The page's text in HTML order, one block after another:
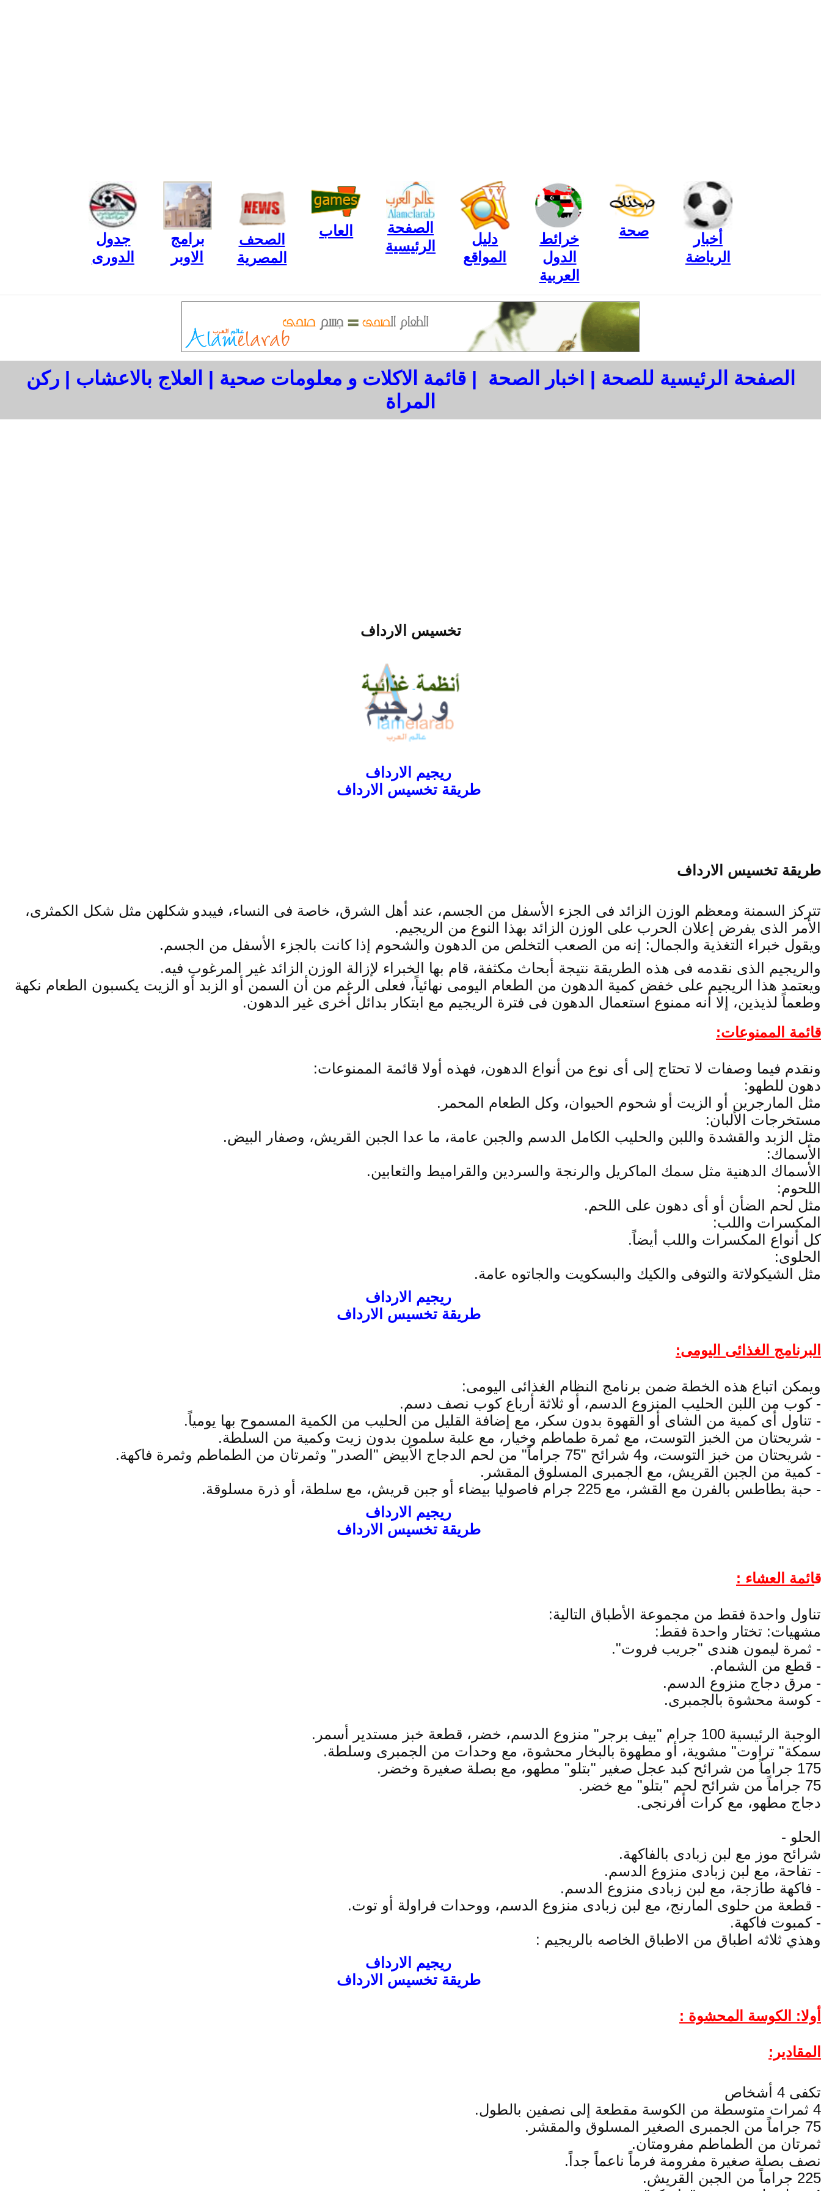
أخبار
الرياضة
صحة
خرائط
الدول
العربية
دليل
المواقع
الصفحة
الرئيسية
العاب
الصحف
المصرية
برامج
الاوبر
جدول
الدورى
الصفحة الرئيسية للصحة | اخبار الصحة |قائمة الاكلات و معلومات صحية | العلاج بالاعشاب |ركن
المراة
تخسيس الارداف
ريجيم الارداف
طريقة تخسيس الارداف
طريقة تخسيس الارداف
تتركز السمنة ومعظم الوزن الزائد فى الجزء الأسفل من الجسم، عند أهل الشرق، خاصة فى النساء، فيبدو شكلهن مثل شكل الكمثرى،
الأمر الذى يفرض إعلان الحرب على الوزن الزائد بهذا النوع من الريجيم.
ويقول خبراء التغذية والجمال: إنه من الصعب التخلص من الدهون والشحوم إذا كانت بالجزء الأسفل من الجسم.
والريجيم الذى نقدمه فى هذه الطريقة نتيجة أبحاث مكثفة، قام بها الخبراء لإزالة الوزن الزائد غير المرغوب فيه.
ويعتمد هذا الريجيم على خفض كمية الدهون من الطعام اليومى نهائياً، فعلى الرغم من أن السمن أو الزبد أو الزيت يكسبون الطعام نكهة
وطعماً لذيذين، إلا أنه ممنوع استعمال الدهون فى فترة الريجيم مع ابتكار بدائل أخرى غير الدهون.
قائمة الممنوعات:
ونقدم فيما وصفات لا تحتاج إلى أى نوع من أنواع الدهون، فهذه أولا قائمة الممنوعات:
دهون للطهو:
مثل المارجرين أو الزيت أو شحوم الحيوان، وكل الطعام المحمر.
مستخرجات الألبان:
مثل الزبد والقشدة واللبن والحليب الكامل الدسم والجبن عامة، ما عدا الجبن القريش، وصفار البيض.
الأسماك:
الأسماك الدهنية مثل سمك الماكريل والرنجة والسردين والقراميط والثعابين.
اللحوم:
مثل لحم الضأن أو أى دهون على اللحم.
المكسرات واللب:
كل أنواع المكسرات واللب أيضاً.
الحلوى:
مثل الشيكولاتة والتوفى والكيك والبسكويت والجاتوه عامة.
ريجيم الارداف
طريقة تخسيس الارداف
البرنامج الغذائى اليومى:
ويمكن اتباع هذه الخطة ضمن برنامج النظام الغذائى اليومى:
- كوب من اللبن الحليب المنزوع الدسم، أو ثلاثة أرباع كوب نصف دسم.
- تناول أى كمية من الشاى أو القهوة بدون سكر، مع إضافة القليل من الحليب من الكمية المسموح بها يومياً.
- شريحتان من الخبز التوست، مع ثمرة طماطم وخيار، مع علبة سلمون بدون زيت وكمية من السلطة.
- شريحتان من خبز التوست، و4 شرائح "75 جراماً" من لحم الدجاج الأبيض "الصدر" وثمرتان من الطماطم وثمرة فاكهة.
- كمية من الجبن القريش، مع الجمبرى المسلوق المقشر.
- حبة بطاطس بالفرن مع القشر، مع 225 جرام فاصوليا بيضاء أو جبن قريش، مع سلطة، أو ذرة مسلوقة.
ريجيم الارداف
طريقة تخسيس الارداف
قائمة العشاء :
تناول واحدة فقط من مجموعة الأطباق التالية:
مشهيات: تختار واحدة فقط:
- ثمرة ليمون هندى "جريب فروت".
- قطع من الشمام.
- مرق دجاج منزوع الدسم.
- كوسة محشوة بالجمبرى.
الوجبة الرئيسية 100 جرام "بيف برجر" منزوع الدسم، خضر، قطعة خبز مستدير أسمر.
سمكة" تراوت" مشوية، أو مطهوة بالبخار محشوة، مع وحدات من الجمبرى وسلطة.
175 جراماً من شرائح كبد عجل صغير "بتلو" مطهو، مع بصلة صغيرة وخضر.
75 جراماً من شرائح لحم "بتلو" مع خضر.
دجاج مطهو، مع كرات أفرنجى.
الحلو -
شرائح موز مع لبن زبادى بالفاكهة.
- تفاحة، مع لبن زبادى منزوع الدسم.
- فاكهة طازجة، مع لبن زبادى منزوع الدسم.
- قطعة من حلوى المارنج، مع لبن زبادى منزوع الدسم، ووحدات فراولة أو توت.
- كمبوت فاكهة.
وهذي ثلاثه اطباق من الاطباق الخاصه بالريجيم :
ريجيم الارداف
طريقة تخسيس الارداف
أولا: الكوسة المحشوة :
المقادير:
تكفى 4 أشخاص
4 ثمرات متوسطة من الكوسة مقطعة إلى نصفين بالطول.
75 جراماً من الجمبرى الصغير المسلوق والمقشر.
ثمرتان من الطماطم مفرومتان.
نصف بصلة صغيرة مفرومة فرماً ناعماً جداً.
225 جراماً من الجبن القريش.